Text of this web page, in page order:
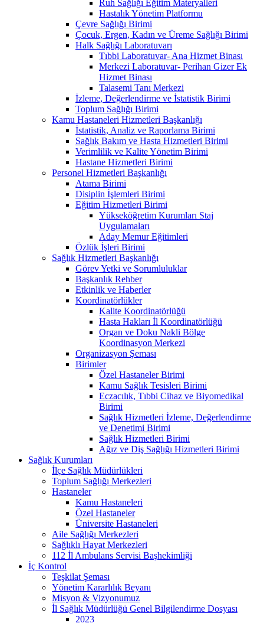
Ruh Sağlığı Eğitim Materyalleri
Hastalık Yönetim Platformu
Çevre Sağlığı Birimi
Çocuk, Ergen, Kadın ve Üreme Sağlığı Birimi
Halk Sağlığı Laboratuvarı
Tıbbi Laboratuvar- Ana Hizmet Binası
Merkezi Laboratuvar- Perihan Gizer Ek
Hizmet Binası
Talasemi Tanı Merkezi
İzleme, Değerlendirme ve İstatistik Birimi
Toplum Sağlığı Birimi
Kamu Hastaneleri Hizmetleri Başkanlığı
İstatistik, Analiz ve Raporlama Birimi
Sağlık Bakım ve Hasta Hizmetleri Birimi
Verimlilik ve Kalite Yönetim Birimi
Hastane Hizmetleri Birimi
Personel Hizmetleri Başkanlığı
Atama Birimi
Disiplin İşlemleri Birimi
Eğitim Hizmetleri Birimi
Yükseköğretim Kurumları Staj
Uygulamaları
Aday Memur Eğitimleri
Özlük İşleri Birimi
Sağlık Hizmetleri Başkanlığı
Görev Yetki ve Sorumluluklar
Başkanlık Rehber
Etkinlik ve Haberler
Koordinatörlükler
Kalite Koordinatörlüğü
Hasta Hakları İl Koordinatörlüğü
Organ ve Doku Nakli Bölge
Koordinasyon Merkezi
Organizasyon Şeması
Birimler
Özel Hastaneler Birimi
Kamu Sağlık Tesisleri Birimi
Eczacılık, Tıbbi Cihaz ve Biyomedikal
Birimi
Sağlık Hizmetleri İzleme, Değerlendirme
ve Denetimi Birimi
Sağlık Hizmetleri Birimi
Ağız ve Diş Sağlığı Hizmetleri Birimi
Sağlık Kurumları
İlçe Sağlık Müdürlükleri
Toplum Sağlığı Merkezleri
Hastaneler
Kamu Hastaneleri
Özel Hastaneler
Üniversite Hastaneleri
Aile Sağlığı Merkezleri
Sağlıklı Hayat Merkezleri
112 İl Ambulans Servisi Başhekimliği
İç Kontrol
Teşkilat Şeması
Yönetim Kararlılık Beyanı
Misyon & Vizyonumuz
İl Sağlık Müdürlüğü Genel Bilgilendirme Dosyası
2023